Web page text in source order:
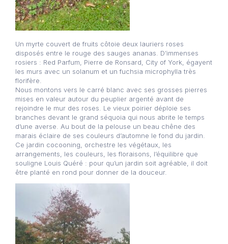
Un myrte couvert de fruits côtoie deux lauriers roses
disposés entre le rouge des sauges ananas. D’immenses
rosiers : Red Parfum, Pierre de Ronsard, City of York, égayent
les murs avec un solanum et un fuchsia microphylla très
florifère.
Nous montons vers le carré blanc avec ses grosses pierres
mises en valeur autour du peuplier argenté avant de
rejoindre le mur des roses. Le vieux poirier déploie ses
branches devant le grand séquoia qui nous abrite le temps
d’une averse. Au bout de la pelouse un beau chêne des
marais éclaire de ses couleurs d’automne le fond du jardin.
Ce jardin cocooning, orchestre les végétaux, les
arrangements, les couleurs, les floraisons, l’équilibre que
souligne Louis Quéré : pour qu’un jardin soit agréable, il doit
être planté en rond pour donner de la douceur.